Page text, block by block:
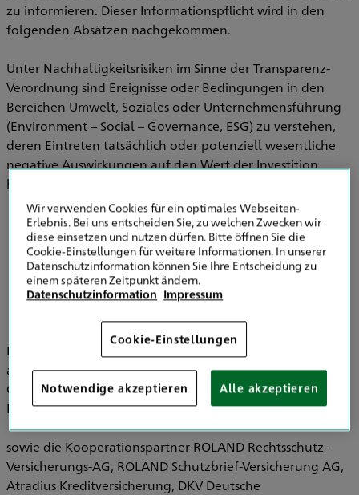
zu informieren. Dieser Informationspflicht wird in den
folgenden Absätzen nachgekommen.
Unter Nachhaltigkeitsrisiken im Sinne der Transparenz-
Verordnung sind Ereignisse oder Bedingungen in den
Bereichen Umwelt, Soziales oder Unternehmensführung
(Environment – Social – Governance, ESG) zu verstehen,
deren Eintreten tatsächlich oder potenziell wesentliche
negative Auswirkungen auf den Wert der Investition
haben können.
Informationen zu Strategien zur
Einbeziehung von Nachhaltigkeitsrisiken in
der Versicherungsberatung
Im Bereich der Versicherungsvermittlung werden
ausschließlich die HDI Versicherung AG, HDI Global SE, HDI
Global Specialty SE, HDI Lebensversicherung AG, HDI
Pensionsfonds AG, HDI Pensionskasse AG
sowie die Kooperationspartner ROLAND Rechtsschutz-
Versicherungs-AG, ROLAND Schutzbrief-Versicherung AG,
Atradius Kreditversicherung, DKV Deutsche
Wir verwenden Cookies für ein optimales Webseiten-
Erlebnis. Bei uns entscheiden Sie, zu welchen Zwecken wir
diese einsetzen und nutzen dürfen. Bitte öffnen Sie die
Cookie-Einstellungen für weitere Informationen. In unserer
Datenschutzinformation können Sie Ihre Entscheidung zu
einem späteren Zeitpunkt ändern.
Datenschutzinformation Impressum
Cookie-Einstellungen
Notwendige akzeptieren Alle akzeptieren